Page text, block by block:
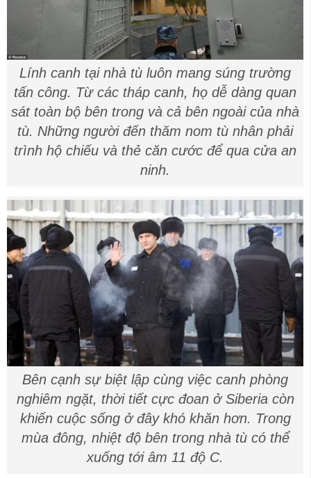
Lính canh tại nhà tù luôn mang súng trường
tấn công. Từ các tháp canh, họ dễ dàng quan
sát toàn bộ bên trong và cả bên ngoài của nhà
tù. Những người đến thăm nom tù nhân phải
trình hộ chiếu và thẻ căn cước để qua cửa an
ninh.
Bên cạnh sự biệt lập cùng việc canh phòng
nghiêm ngặt, thời tiết cực đoan ở Siberia còn
khiến cuộc sống ở đây khó khăn hơn. Trong
mùa đông, nhiệt độ bên trong nhà tù có thể
xuống tới âm 11 độ C.